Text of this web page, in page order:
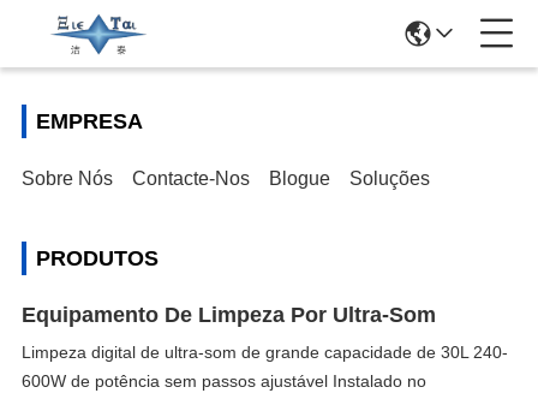
EMPRESA
Sobre Nós Contacte-Nos Blogue Soluções
PRODUTOS
Equipamento De Limpeza Por Ultra-Som
Limpeza digital de ultra-som de grande capacidade de 30L 240-
600W de potência sem passos ajustável Instalado no